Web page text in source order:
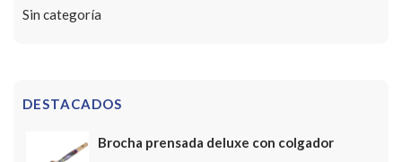
Sin categoría
DESTACADOS
Brocha prensada deluxe con colgador